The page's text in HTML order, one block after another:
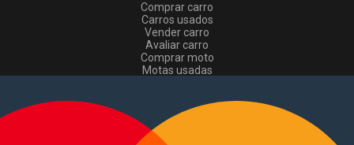
Comprar carro
Carros usados
Vender carro
Avaliar carro
Comprar moto
Motas usadas
Comerciais usados
Vender comerciais
Informações